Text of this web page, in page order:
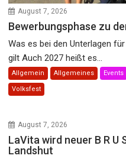
August 7, 2026
Bewerbungsphase zu
Was es bei den Unterlagen
gilt Auch 2027 heißt es...
Allgemein Allgemeines Events
Volksfest
August 7, 2026
LaVita wird neuer B R U
Landshut